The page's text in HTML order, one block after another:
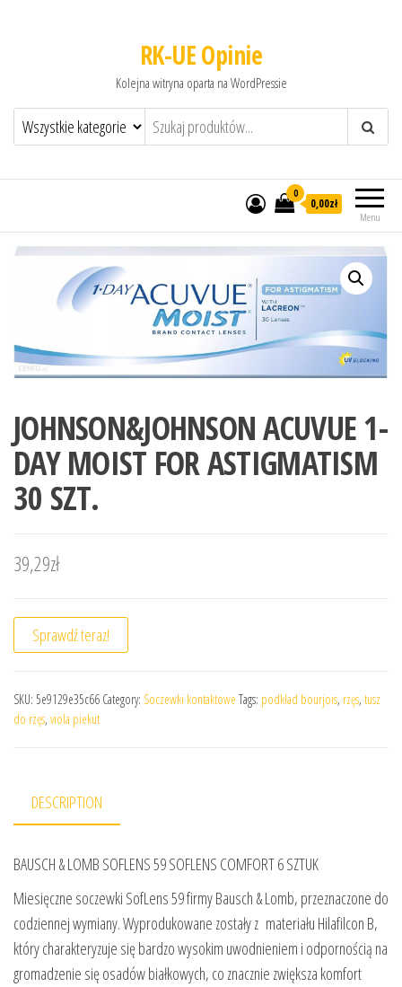
RK-UE Opinie
Kolejna witryna oparta na WordPressie
Menu
0
0,00zł
JOHNSON&JOHNSON ACUVUE 1-
DAY MOIST FOR ASTIGMATISM
30 SZT.
39,29zł
Sprawdź teraz!
SKU: 5e9129e35c66 Category: Soczewki kontaktowe Tags: podkład bourjois, rzęs, tusz
do rzęs, viola piekut
DESCRIPTION
BAUSCH & LOMB SOFLENS 59 SOFLENS COMFORT 6 SZTUK
Miesięczne soczewki SofLens 59 firmy Bausch & Lomb, przeznaczone do
codziennej wymiany. Wyprodukowane zostały z materiału Hilafilcon B,
który charakteryzuje się bardzo wysokim uwodnieniem i odpornością na
gromadzenie się osadów białkowych, co znacznie zwiększa komfort